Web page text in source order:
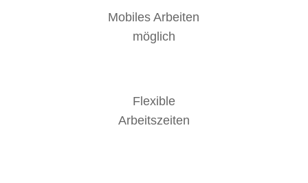
Mobiles Arbeiten
möglich
Flexible
Arbeitszeiten